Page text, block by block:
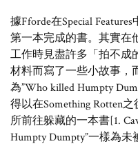
據Fforde在Special
第一本完成的書。其實在
工作時見盡許多「拍不成
材料而寫了一些小故事，
為”Who killed Humpty
得以在Something Rotten
所前往躲藏的一本書[1.
Humpty Dumpty”一樣為